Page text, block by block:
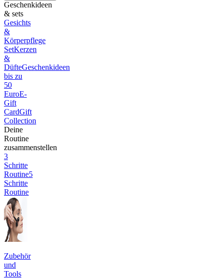
Geschenkideen
& sets
Gesichts
&
Körperpflege
SetKerzen
&
DüfteGeschenkideen
bis zu
50
EuroE-
Gift
CardGift
Collection
Deine
Routine
zusammenstellen
3
Schritte
Routine5
Schritte
Routine
Zubehör
und
Tools